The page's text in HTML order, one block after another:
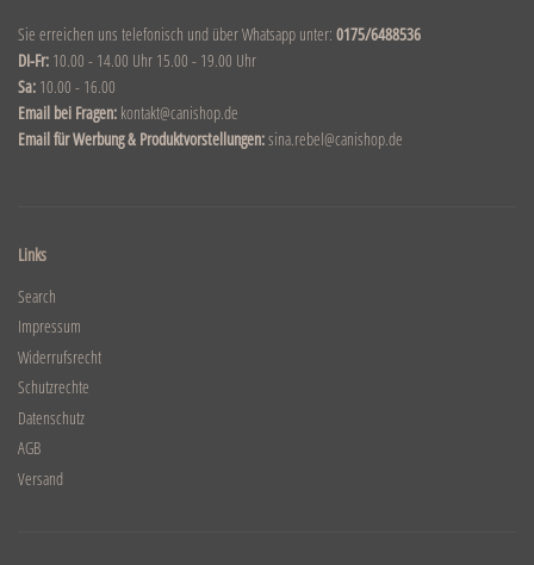
Sie erreichen uns telefonisch und über Whatsapp unter: 0175/6488536
DI-Fr: 10.00 - 14.00 Uhr 15.00 - 19.00 Uhr
Sa: 10.00 - 16.00
Email bei Fragen: kontakt@canishop.de
Email für Werbung & Produktvorstellungen:sina.rebel@canishop.de
Links
Search
Impressum
Widerrufsrecht
Schutzrechte
Datenschutz
AGB
Versand